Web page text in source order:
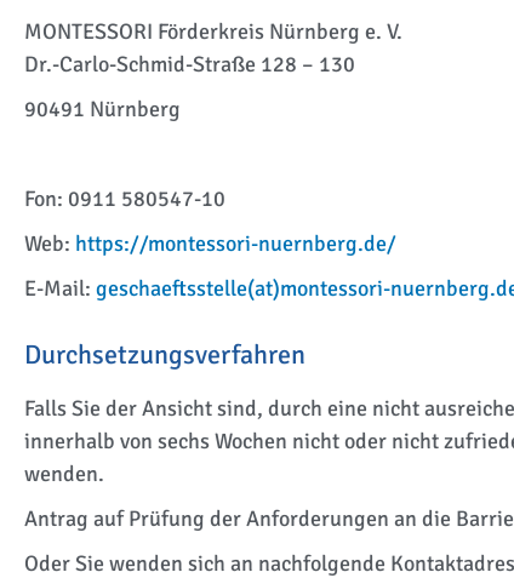
MONTESSORI Förderkreis Nürnberg e. V.
Dr.-Carlo-Schmid-Straße 128 – 130
90491 Nürnberg
Fon: 0911 580547-10
Web: https://montessori-nuernberg.de/
E-Mail: geschaeftsstelle(at)montessori-
Durchsetzungsverfahren
Falls Sie der Ansicht sind, durch eine nicht
innerhalb von sechs Wochen nicht oder nicht
wenden.
Antrag auf Prüfung der Anforderungen an die
Oder Sie wenden sich an nachfolgende